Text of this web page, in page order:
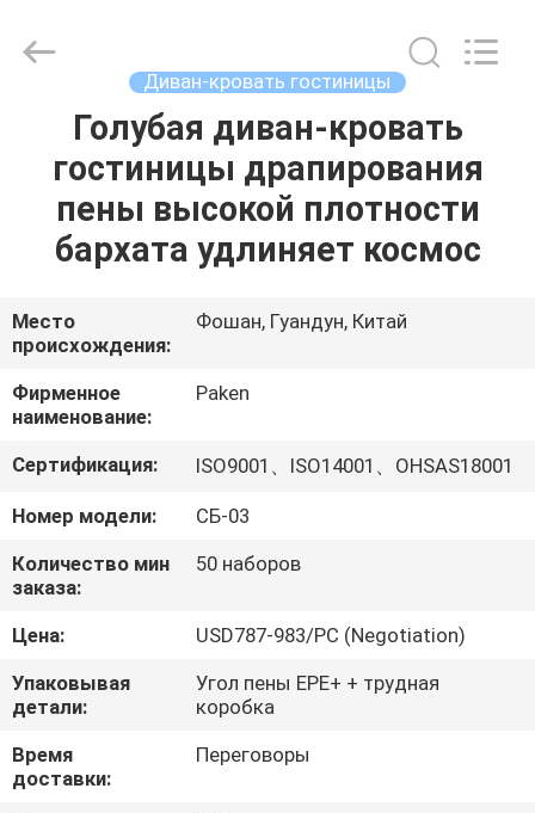
ДОМ
ПРОДУКТЫ
НАС
ПУТЕШЕСТВИЕ
ФАБРИКИ
ПРОВЕРКА
КАЧЕСТВА
СВЯЖИТЕСЬ
МЫ
СПРОСИТЕ
ЦИТАТУ
Диван-кровать гостиницы
Голубая диван-кровать
гостиницы драпирования
пены высокой плотности
бархата удлиняет космос
Место
происхождения:
Фошан, Гуандун, Китай
Фирменное
наименование:
Paken
Сертификация: ISO9001、ISO14001、OHSAS18001
Номер модели:
СБ-03
Количество мин
заказа:
50 наборов
Цена:
USD787-983/PC (Negotiation)
Упаковывая
детали:
Угол пены EPE+ + трудная
коробка
Время
доставки:
Переговоры